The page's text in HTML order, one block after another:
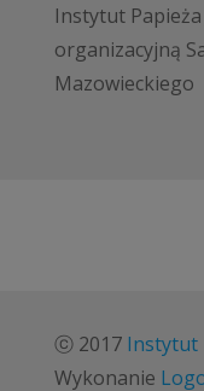
Instytut Papieża
organizacyjną
Mazowieckiego
ⓒ 2017 Instytut
Wykonanie